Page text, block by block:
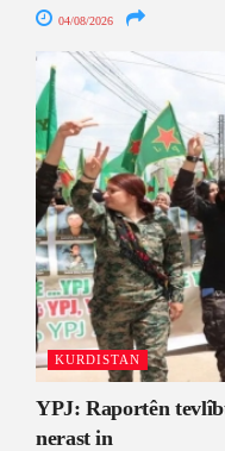
04/08/2026
KURDISTAN
YPJ: Raportên
nerast in